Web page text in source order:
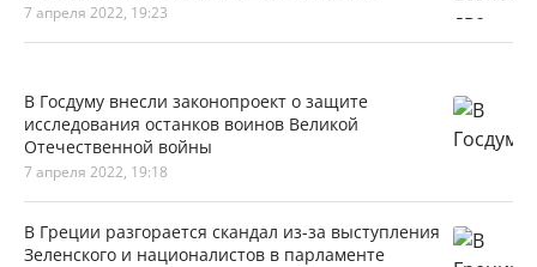
7 апреля 2022, 19:23
В Госдуму внесли законопроект о защите
исследования останков воинов Великой
Отечественной войны
7 апреля 2022, 19:18
В Греции разгорается скандал из-за выступления
Зеленского и националистов в парламенте